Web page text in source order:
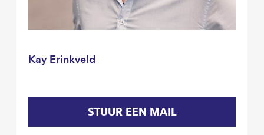
Kay Erinkveld
STUUR EEN MAIL